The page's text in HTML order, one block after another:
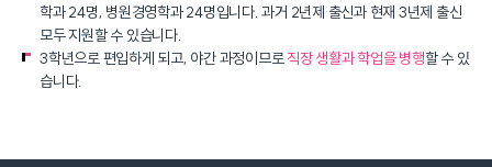
학과 24명, 병원경영학과 24명입니다. 과거 2년제 출신과 현재 3년제 출신
모두 지원할 수 있습니다.
3학년으로 편입하게 되고, 야간 과정이므로직장 생활과 학업을 병행할 수 있
습니다.